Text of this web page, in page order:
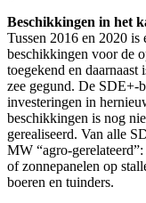
Beschikkingen in het
Tussen 2016 en 2020
beschikkingen voor de
toegekend en
zee gegund. De SDE+-
investeringen in
beschikkingen is nog
gerealiseerd. Van alle
MW “agro-
of zonnepanelen op
boeren en tuinders.